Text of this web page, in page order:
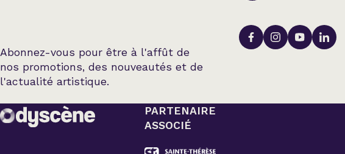
Abonnez-vous pour être à l'affût de
nos promotions, des nouveautés et de
l'actualité artistique.
PARTENAIRE
ASSOCIÉ